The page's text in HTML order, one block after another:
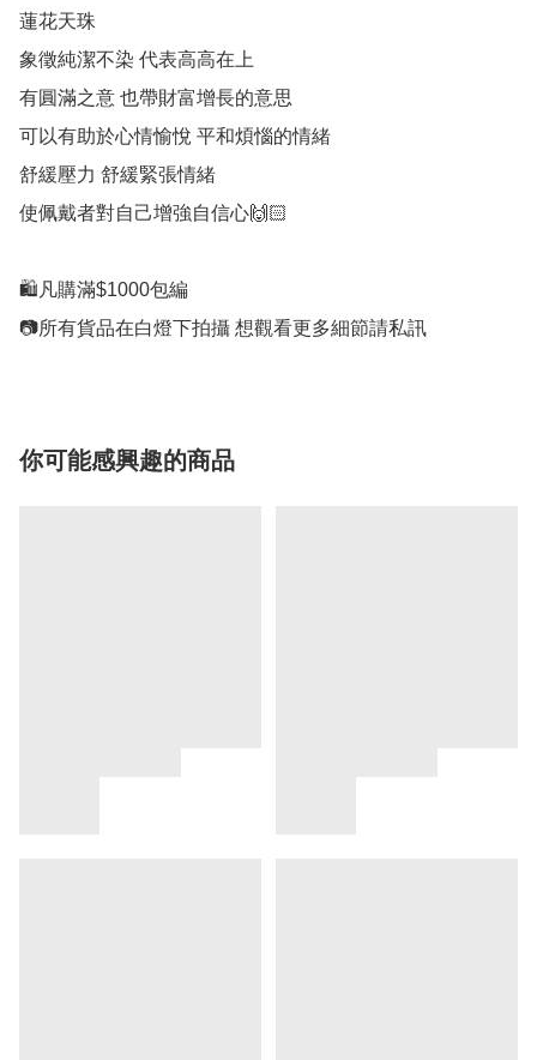
蓮花天珠
象徵純潔不染 代表高高在上
有圓滿之意 也帶財富增長的意思
可以有助於心情愉悅 平和煩惱的情緒
舒緩壓力 舒緩緊張情緒
使佩戴者對自己增強自信心🙌🏻
🛍凡購滿$1000包編
📷所有貨品在白燈下拍攝 想觀看更多細節請私訊
你可能感興趣的商品